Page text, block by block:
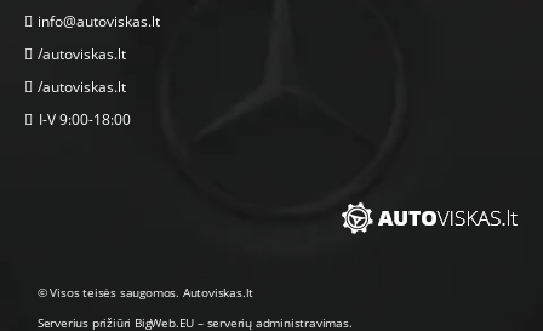
info@autoviskas.lt
/autoviskas.lt
/autoviskas.lt
I-V 9:00-18:00
© Visos teisės saugomos. Autoviskas.lt
Serverius prižiūri BigWeb.EU – serverių administravimas.